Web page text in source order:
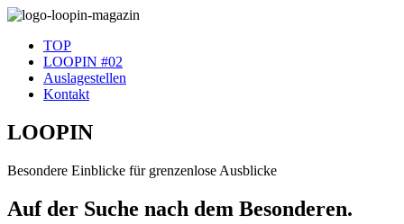
TOP
LOOPIN #02
Auslagestellen
Kontakt
LOOPIN
Besondere Einblicke für grenzenlose Ausblicke
Auf der Suche nach dem Besonderen.